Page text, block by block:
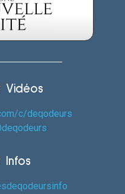
Vidéos
c/deqodeurs
Infos